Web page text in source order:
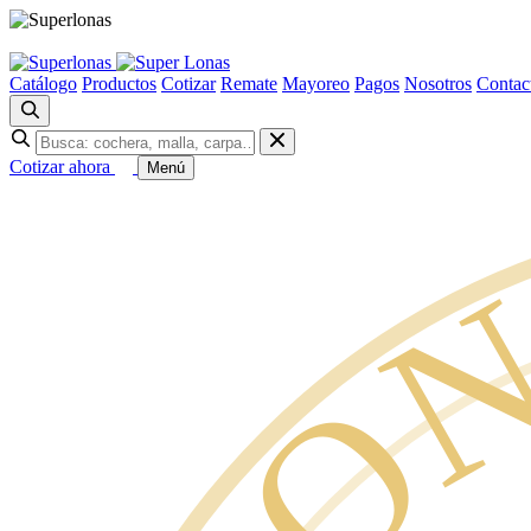
Catálogo Productos Cotizar Remate Mayoreo Pagos Nosotros
Cotizar ahora Menú